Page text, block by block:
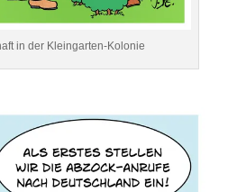
in der Kleingarten-Kolonie